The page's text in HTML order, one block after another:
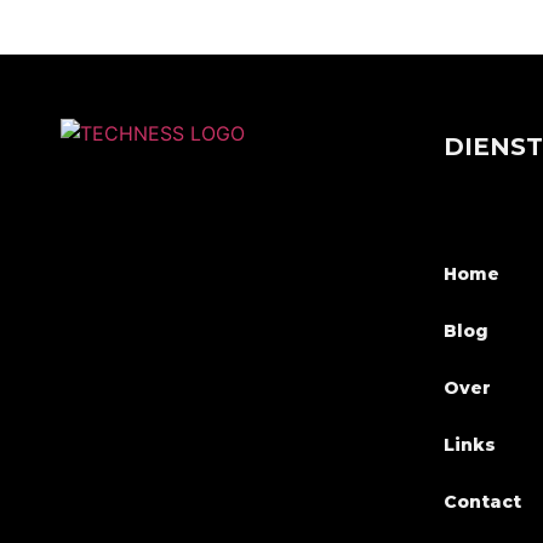
Home
Blog
Over
Links
Contact